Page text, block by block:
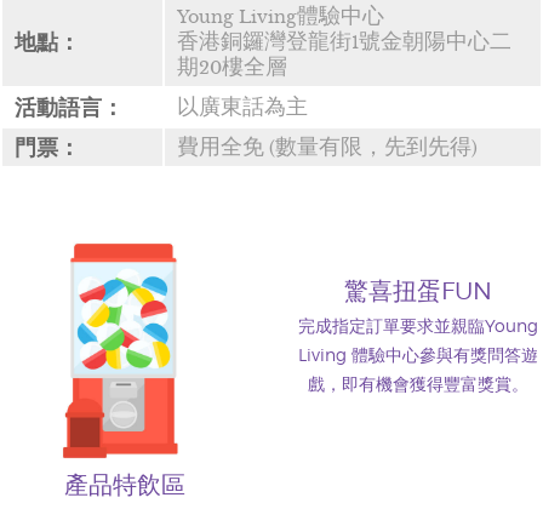
地點：
Young Living體驗中心
香港銅鑼灣登龍街1號金朝陽中心二
期20樓全層
活動語言： 以廣東話為主
門票： 費用全免 (數量有限，先到先得)
驚喜扭蛋FUN
完成指定訂單要求並親臨Young
Living 體驗中心參與有獎問答遊
戲，即有機會獲得豐富獎賞。
產品特飲區